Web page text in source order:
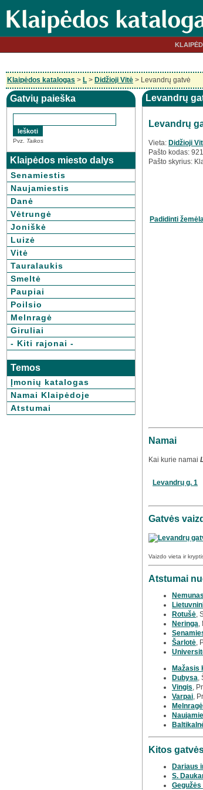
Klaipėdos katalogas > L > Didžioji Vitė > Levandrų gatvė
Gatvių paieška
Pvz. Taikos
Klaipėdos miesto dalys
Senamiestis
Naujamiestis
Danė
Vėtrungė
Joniškė
Luizė
Vitė
Tauralaukis
Smeltė
Paupiai
Poilsio
Melnragė
Giruliai
- Kiti rajonai -
Temos
Įmonių katalogas
Namai Klaipėdoje
Atstumai
Levandrų
Levandrų
Vieta: Didžioji
Pašto kodas:
Pašto skyrius:
Padidinti
Namai
Kai kurie namai
Levandrų g. 1
Gatvės
Vaizdo vieta ir
Atstumai
Nemunas
Rotušė ,
Neringa
Šarlotė
Mažasis
Dubysa
Vingis ,
Varpai ,
Melnragė
Kitos
Dariaus
S.
Gegužės